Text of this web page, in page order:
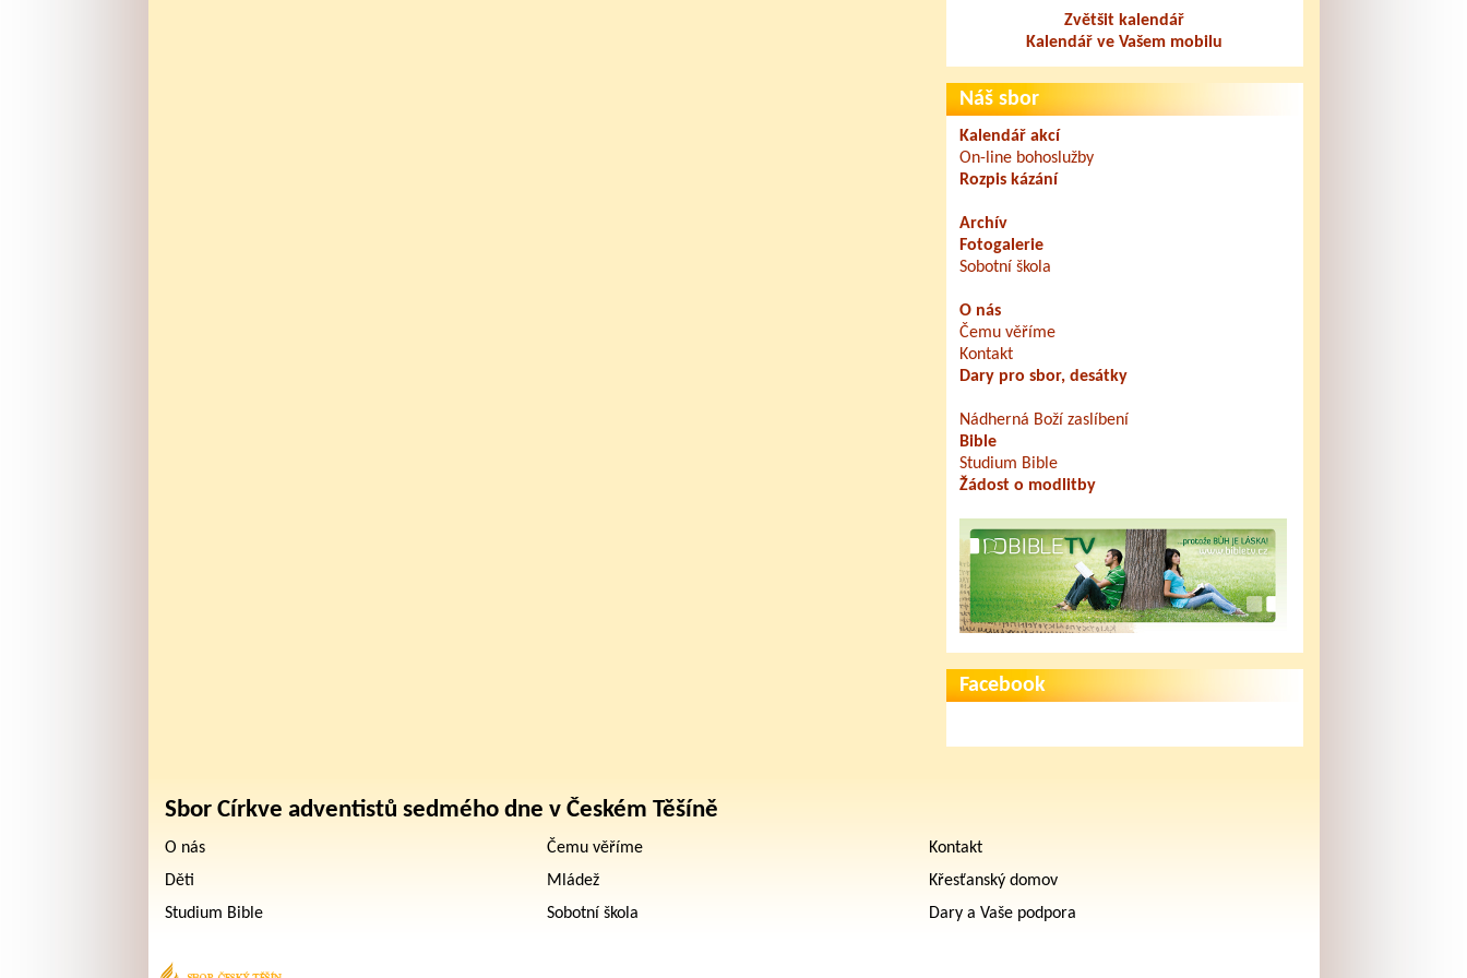
Zvětšit kalendář
Kalendář ve Vašem mobilu
Náš sbor
Kalendář akcí
On-line bohoslužby
Rozpis kázání
Archív
Fotogalerie
Sobotní škola
O nás
Čemu věříme
Kontakt
Dary pro sbor, desátky
Nádherná Boží zaslíbení
Bible
Studium Bible
Žádost o modlitby
Facebook
Sbor Církve adventistů sedmého dne v Českém Těšíně
O nás Čemu věříme
Kontakt
Děti
Mládež
Křesťanský domov
Studium Bible
Sobotní škola Dary a Vaše podpora